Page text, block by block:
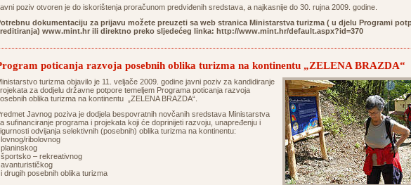
poziv otvoren je do iskorištenja proračunom predviđenih sredstava, a najkasnije do 30. rujna 2009. godine.
dokumentaciju za prijavu možete preuzeti sa web stranica Ministarstva turizma ( u djelu Programi
www.mint.hr ili direktno preko sljedećeg linka: http://www.mint.hr/default.aspx?id=370
poticanja razvoja posebnih oblika turizma na kontinentu „ZELENA BRAZDA“
turizma objavilo je 11. veljače 2009. godine javni poziv za kandidiranje
za dodjelu državne potpore temeljem Programa poticanja razvoja
oblika turizma na kontinentu „ZELENA BRAZDA“.
Javnog poziva je dodjela bespovratnih novčanih sredstava Ministarstva
sufinanciranje programa i projekata koji će doprinijeti razvoju, unapređenju i
odvijanja selektivnih (posebnih) oblika turizma na kontinentu:
ribolovnog
– rekreativnog
drugih posebnih oblika turizma